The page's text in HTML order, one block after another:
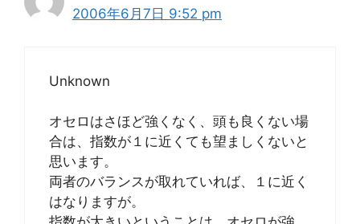
2006年6月7日 9:52 pm
Unknown
オセロはさほど強くなく、頭も良くない場
合は、指数が１に近くても望ましくないと
思います。
両者のバランスが取れていれば、１に近く
はなりますが。